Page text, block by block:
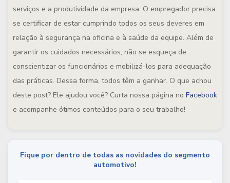
serviços e a produtividade da empresa. O empregador precisa
se certificar de estar cumprindo todos os seus deveres em
relação à segurança na oficina e à saúde da equipe. Além de
garantir os cuidados necessários, não se esqueça de
conscientizar os funcionários e mobilizá-los para adequação
das práticas. Dessa forma, todos têm a ganhar. O que achou
deste post? Ele ajudou você? Curta nossa página no Facebook
e acompanhe ótimos conteúdos para o seu trabalho!
Fique por dentro de todas as novidades do segmento
automotivo!